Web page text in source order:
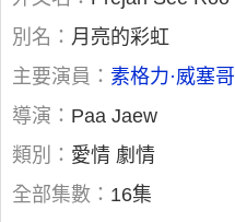
別名： 月亮的彩虹
主要演員： 素格力·威塞哥
導演： Paa Jaew
類別： 愛情 劇情
全部集數： 16集